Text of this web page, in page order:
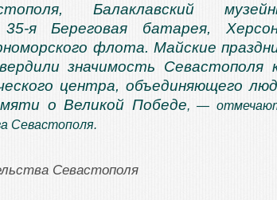
Балаклавский
я Береговая батарея,
флота. Майские
значимость Севастополя
центра, объединяющего
о Великой Победе, —
Севастополя.
Севастополя